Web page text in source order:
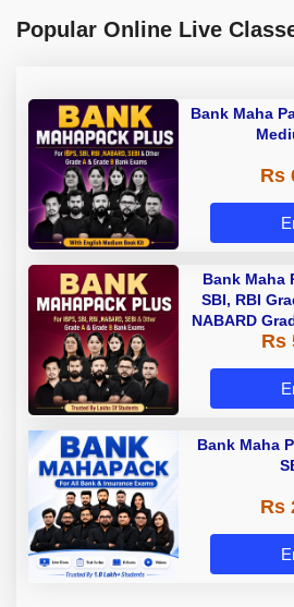
Popular Online Live
Bank Maha
Rs
Bank Maha
SBI, RBI
NABARD
A & Rs
Bank Maha
Rs